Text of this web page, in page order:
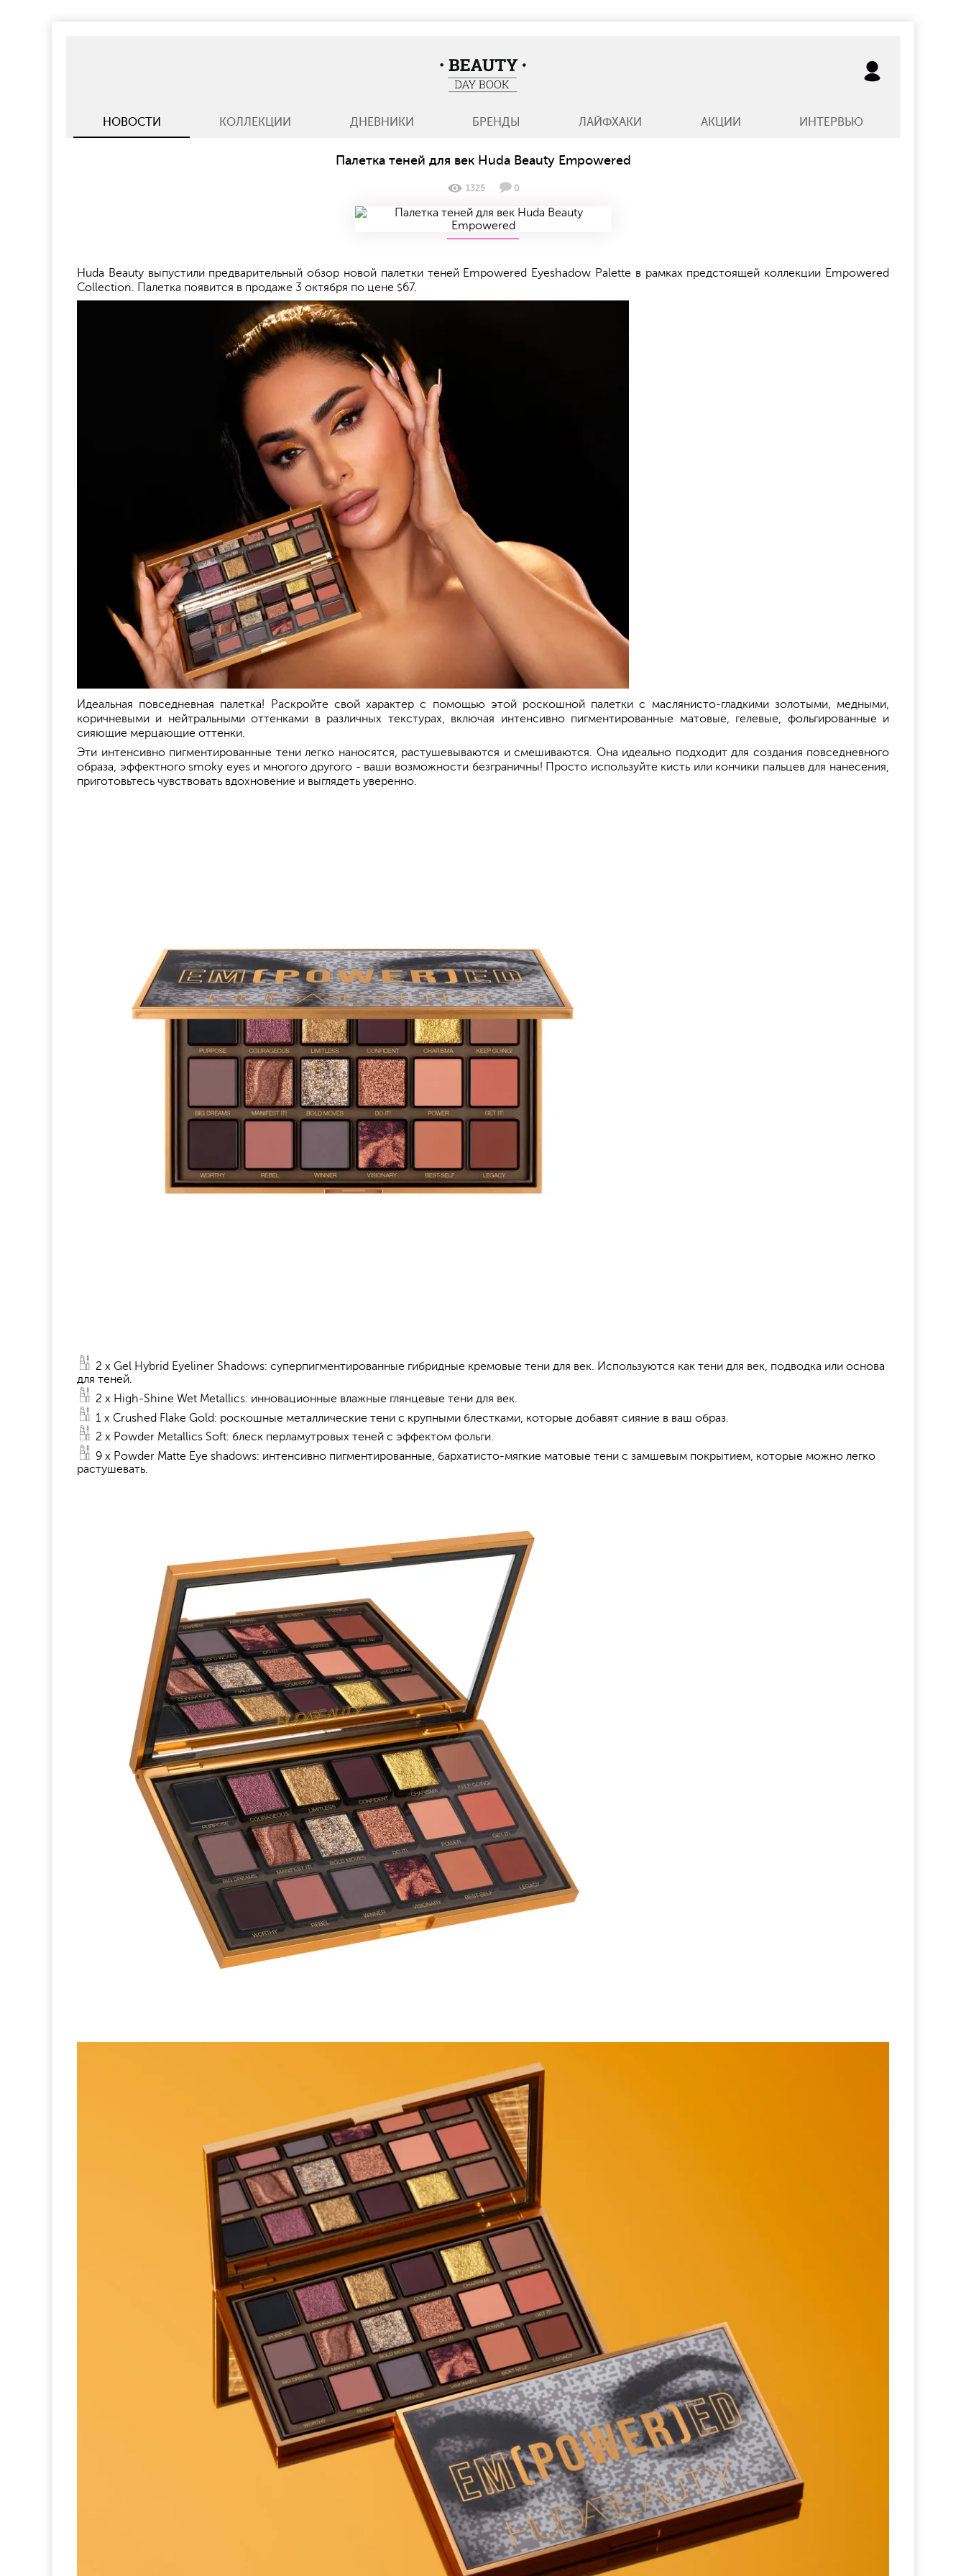
НОВОСТИ КОЛЛЕКЦИИ ДНЕВНИКИ БРЕНДЫ ЛАЙФХАКИ АКЦИИ ИНТЕРВЬЮ
BeautyDayBook
Палетка теней для век Huda Beauty Empowered
1325 0
Huda Beauty выпустили предварительный обзор новой палетки теней Empowered Eyeshadow Palette в рамках предстоящей коллекции Empowered
Collection. Палетка появится в продаже 3 октября по цене $67.
Идеальная повседневная палетка! Раскройте свой характер с помощью этой роскошной палетки с маслянисто-гладкими золотыми, медными,
коричневыми и нейтральными оттенками в различных текстурах, включая интенсивно пигментированные матовые, гелевые, фольгированные и
сияющие мерцающие оттенки.
Эти интенсивно пигментированные тени легко наносятся, растушевываются и смешиваются. Она идеально подходит для создания повседневного
образа, эффектного smoky eyes и многого другого - ваши возможности безграничны! Просто используйте кисть или кончики пальцев для нанесения,
приготовьтесь чувствовать вдохновение и выглядеть уверенно.
2 x Gel Hybrid Eyeliner Shadows: cуперпигментированные гибридные кремовые тени для век. Используются как тени для век, подводка или основа
для теней.
2 x High-Shine Wet Metallics: инновационные влажные глянцевые тени для век.
1 x Crushed Flake Gold: роскошные металлические тени с крупными блестками, которые добавят сияние в ваш образ.
2 x Powder Metallics Soft: блеск перламутровых теней с эффектом фольги.
9 x Powder Matte Eye shadows: интенсивно пигментированные, бархатисто-мягкие матовые тени с замшевым покрытием, которые можно легко
растушевать.